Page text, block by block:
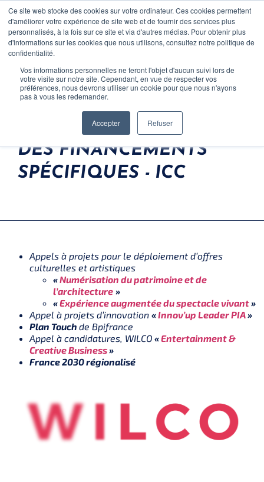
Ce site web stocke des cookies sur votre ordinateur. Ces cookies permettent
d'améliorer votre expérience de site web et de fournir des services plus
personnalisés, à la fois sur ce site et via d'autres médias. Pour obtenir plus
d'informations sur les cookies que nous utilisons, consultez notre politique de
confidentialité.
Vos informations personnelles ne feront l'objet d'aucun suivi lors de
votre visite sur notre site. Cependant, en vue de respecter vos
préférences, nous devrons utiliser un cookie pour que nous n'ayons
pas à vous les redemander.
Accepter Refuser
Equipe
CONTACT
FOCUS SECTEUR
ACTUALITÉS DES AIDES
DES FINANCEMENTS
SPÉCIFIQUES - ICC
Appels à projets pour le déploiement d’offres
culturelles et artistiques
«Numérisation du patrimoine et de
l’architecture »
«Expérience augmentée du spectacle vivant »
Appel à projets d’innovation «Innov’up Leader PIA »
Plan Touch de Bpifrance
Appel à candidatures, WILCO «Entertainment &
Creative Business »
France 2030 régionalisé